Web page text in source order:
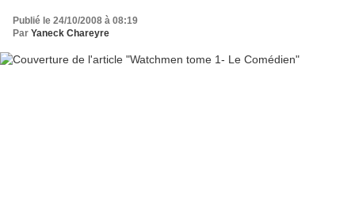
Publié le 24/10/2008 à 08:19
Par Yaneck Chareyre